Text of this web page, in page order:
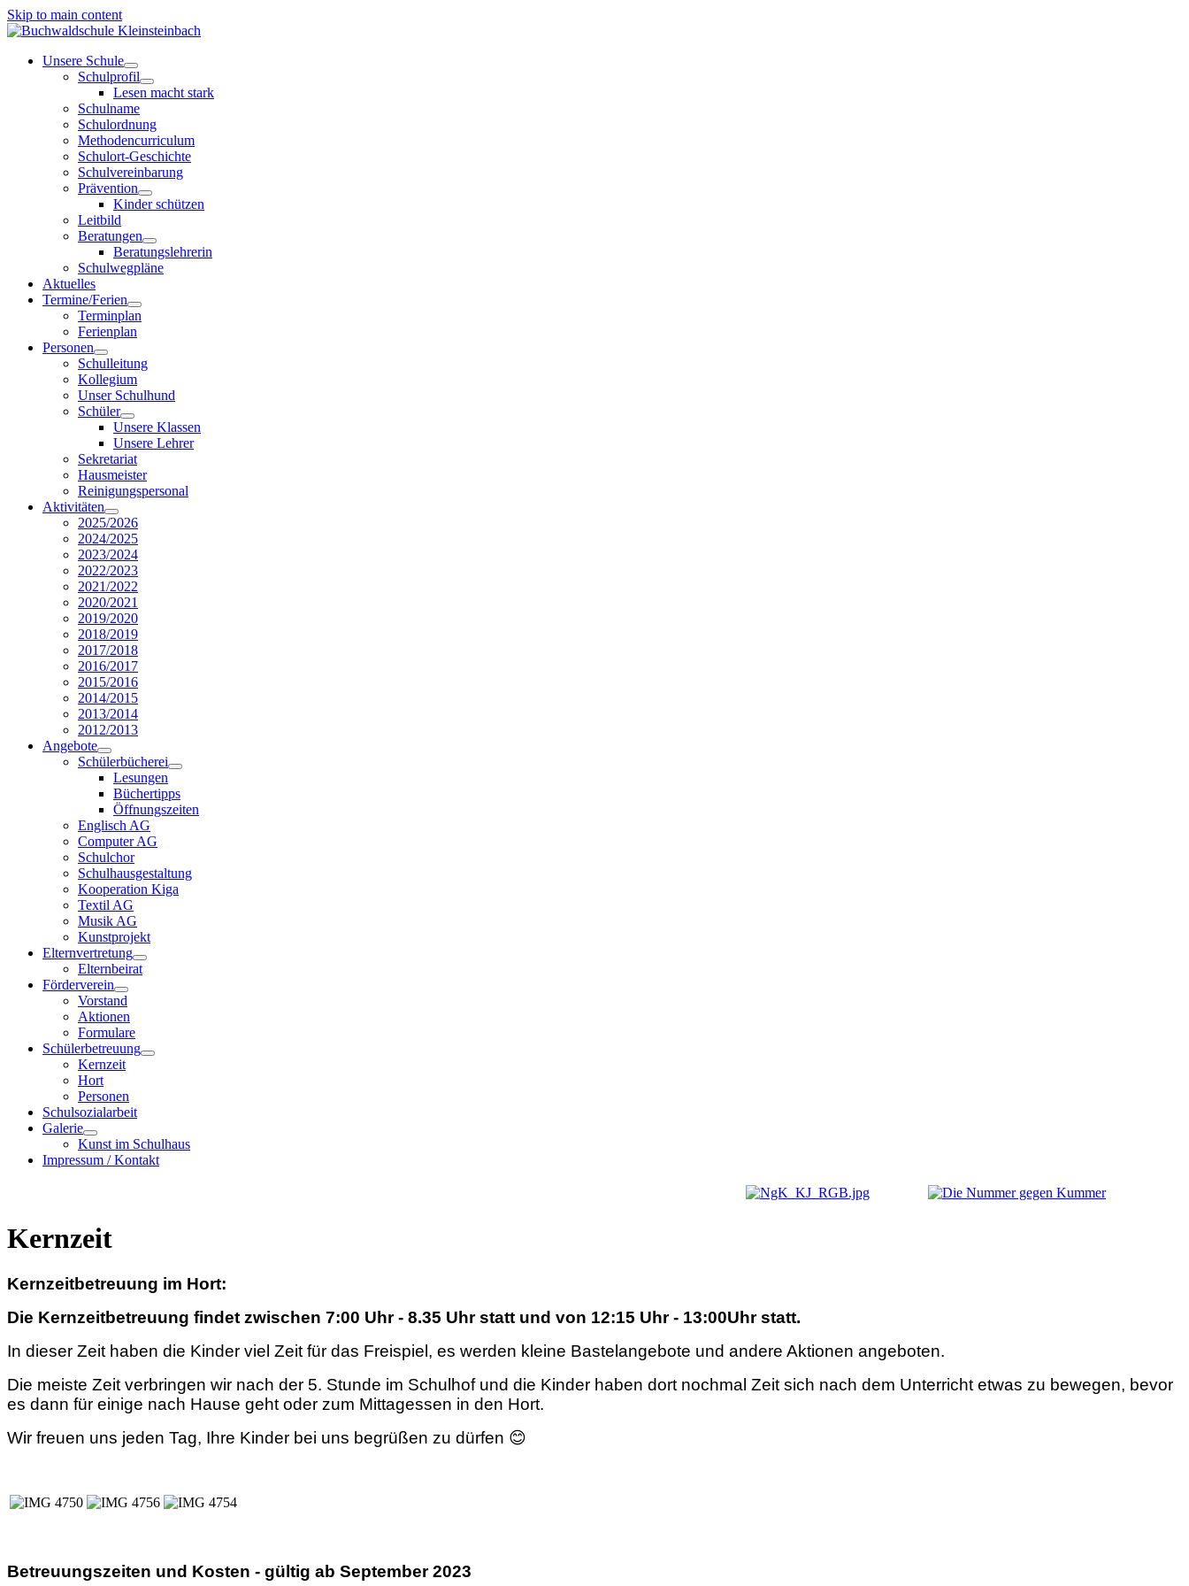
Skip to main content
Unsere Schule
Schulprofil
Lesen macht stark
Schulname
Schulordnung
Methodencurriculum
Schulort-Geschichte
Schulvereinbarung
Prävention
Kinder schützen
Leitbild
Beratungen
Beratungslehrerin
Schulwegpläne
Aktuelles
Termine/Ferien
Terminplan
Ferienplan
Personen
Schulleitung
Kollegium
Unser Schulhund
Schüler
Unsere Klassen
Unsere Lehrer
Sekretariat
Hausmeister
Reinigungspersonal
Aktivitäten
2025/2026
2024/2025
2023/2024
2022/2023
2021/2022
2020/2021
2019/2020
2018/2019
2017/2018
2016/2017
2015/2016
2014/2015
2013/2014
2012/2013
Angebote
Schülerbücherei
Lesungen
Büchertipps
Öffnungszeiten
Englisch AG
Computer AG
Schulchor
Schulhausgestaltung
Kooperation Kiga
Textil AG
Musik AG
Kunstprojekt
Elternvertretung
Elternbeirat
Förderverein
Vorstand
Aktionen
Formulare
Schülerbetreuung
Kernzeit
Hort
Personen
Schulsozialarbeit
Galerie
Kunst im Schulhaus
Impressum / Kontakt
Kernzeit
Kernzeitbetreuung im Hort:
Die Kernzeitbetreuung findet zwischen 7:00 Uhr - 8.35 Uhr statt und von 12:15 Uhr - 13:00Uhr statt.
In dieser Zeit haben die Kinder viel Zeit für das Freispiel, es werden kleine Bastelangebote und andere Aktionen angeboten.
Die meiste Zeit verbringen wir nach der 5. Stunde im Schulhof und die Kinder haben dort nochmal Zeit sich nach dem Unterricht etwas zu bewegen, bevor
es dann für einige nach Hause geht oder zum Mittagessen in den Hort.
Wir freuen uns jeden Tag, Ihre Kinder bei uns begrüßen zu dürfen 😊
Betreuungszeiten und Kosten - gültig ab September 2023